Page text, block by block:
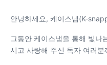
안녕하세요, 케이스냅(K-
그동안 케이스냅을 통해 빛나
시고 사랑해 주신 독자 여러